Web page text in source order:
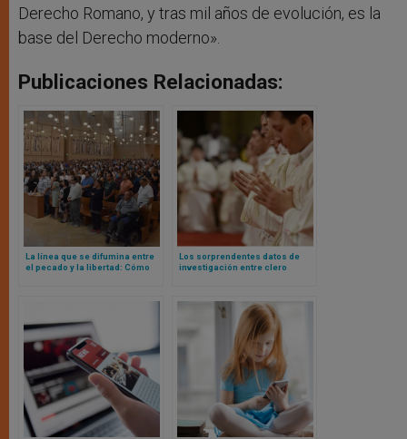
Derecho Romano, y tras mil años de evolución, es la
base del Derecho moderno».
Publicaciones Relacionadas:
La línea que se difumina entre
el pecado y la libertad: Cómo
Los sorprendentes datos de
investigación entre clero